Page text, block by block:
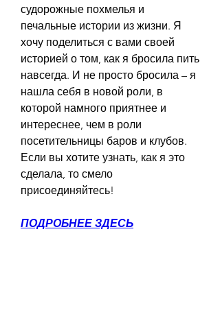
судорожные похмелья и
печальные истории из жизни. Я
хочу поделиться с вами своей
историей о том, как я бросила пить
навсегда. И не просто бросила – я
нашла себя в новой роли, в
которой намного приятнее и
интереснее, чем в роли
посетительницы баров и клубов.
Если вы хотите узнать, как я это
сделала, то смело
присоединяйтесь!
ПОДРОБНЕЕ ЗДЕСЬ